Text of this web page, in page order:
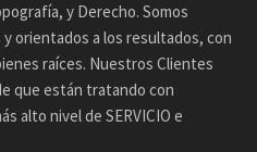
y Derecho. Somos
orientados a los resultados, con
raíces. Nuestros Clientes
que están tratando con
alto nivel de SERVICIO e